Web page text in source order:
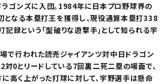
ゴンズに入団。1984年に日本プロ野球界の
となる本塁打王を獲得し、現役通算本塁打338
録という「型破りな遊撃手」として知られる宇
で行われた読売ジャイアンツ対中日ドラゴン
対0とリードしている7回裏二死二塁の場面で、
高く上がった打球に対して、宇野選手は懸命